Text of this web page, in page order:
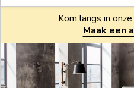
Kom langs in
Maak een